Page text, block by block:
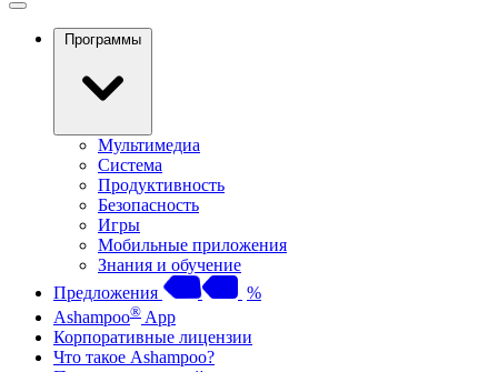
Программы
Мультимедиа
Система
Продуктивность
Безопасность
Игры
Мобильные приложения
Знания и обучение
Предложения
%
Ashampoo® App
Корпоративные лицензии
Что такое Ashampoo?